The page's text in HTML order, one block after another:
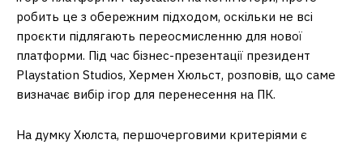
робить це з обережним підходом, оскільки не всі
проєкти підлягають переосмисленню для нової
платформи. Під час бізнес-презентації президент
Playstation Studios, Хермен Хюльст, розповів, що саме
визначає вибір ігор для перенесення на ПК.
На думку Хюлста, першочерговими критеріями є